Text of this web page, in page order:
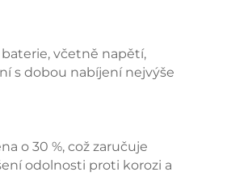
včetně napětí,
s dobou nabíjení nejvýše
o 30 %, což zaručuje
odolnosti proti korozi a